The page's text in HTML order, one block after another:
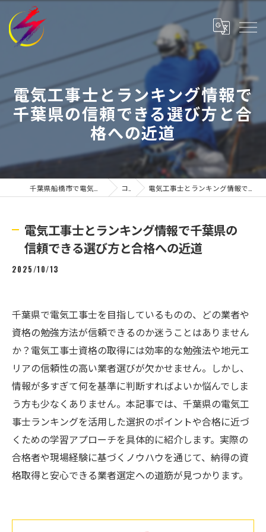
電気工事士とランキング情報で
千葉県の信頼できる選び方と合
格への近道
コラム 電気工事士とランキング情報で千葉県の信頼できる選び方と合格への近道
電気工事士とランキング情報で千葉県の
信頼できる選び方と合格への近道
2025/10/13
千葉県で電気工事士を目指しているものの、どの業者や
資格の勉強方法が信頼できるのか迷うことはありません
か？電気工事士資格の取得には効率的な勉強法や地元エ
リアの信頼性の高い業者選びが欠かせません。しかし、
情報が多すぎて何を基準に判断すればよいか悩んでしま
う方も少なくありません。本記事では、千葉県の電気工
事士ランキングを活用した選択のポイントや合格に近づ
くための学習アプローチを具体的に紹介します。実際の
合格者や現場経験に基づくノウハウを通じて、納得の資
格取得と安心できる業者選定への道筋が見つかります。